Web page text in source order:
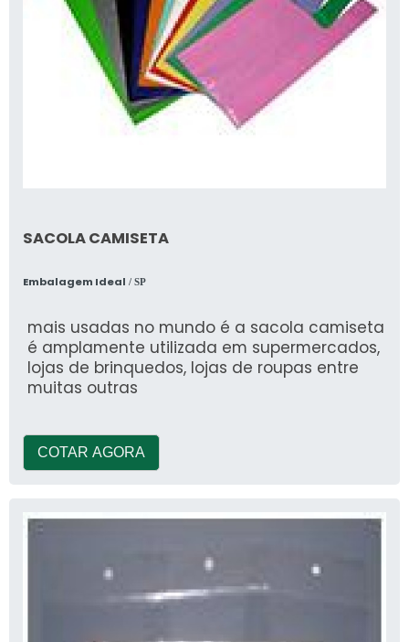
SACOLA CAMISETA
Embalagem Ideal / SP
mais usadas no mundo é a sacola camiseta
é amplamente utilizada em supermercados,
lojas de brinquedos, lojas de roupas entre
muitas outras
COTAR AGORA